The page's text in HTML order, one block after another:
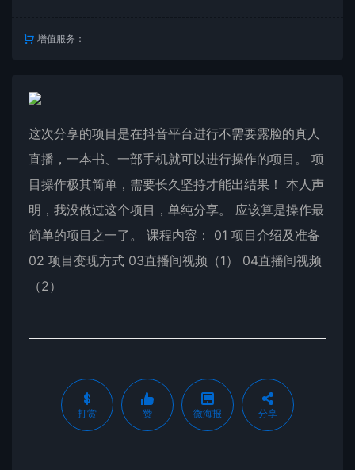
增值服务：
这次分享的项目是在抖音平台进行不需要露脸的真人
直播，一本书、一部手机就可以进行操作的项目。 项
目操作极其简单，需要长久坚持才能出结果！ 本人声
明，我没做过这个项目，单纯分享。 应该算是操作最
简单的项目之一了。 课程内容： 01 项目介绍及准备
02 项目变现方式 03直播间视频（1） 04直播间视频
（2）
打赏 赞 微海报 分享